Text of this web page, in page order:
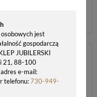
jest
gospodarczą
JUBILERSKI
21, 88-100
e-mail:
telefonu:730-949-
RRX45JX9 DLA GRACZA
zł